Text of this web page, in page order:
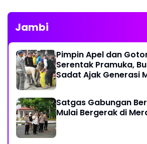
Jambi
Pimpin Apel dan
Serentak Pramuka,
Sadat Ajak Generasi
Satgas Gabungan
Mulai Bergerak di